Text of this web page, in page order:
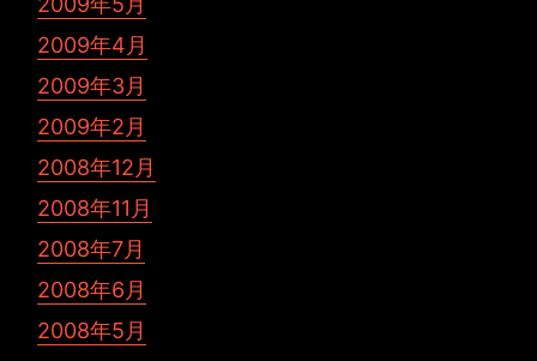
2009年4月
2009年3月
2009年2月
2008年12月
2008年11月
2008年7月
2008年6月
2008年5月